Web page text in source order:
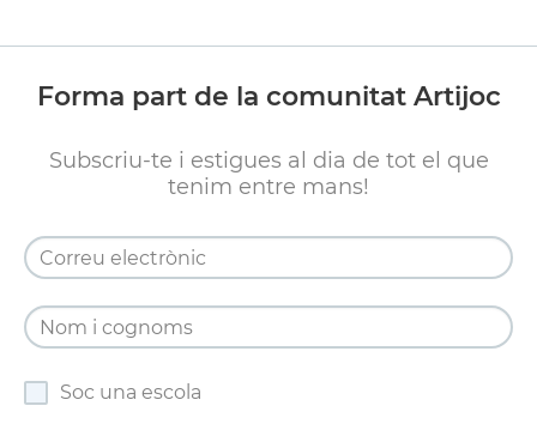
Forma part de la comunitat Artijoc
Subscriu-te i estigues al dia de tot el que
tenim entre mans!
Soc una escola